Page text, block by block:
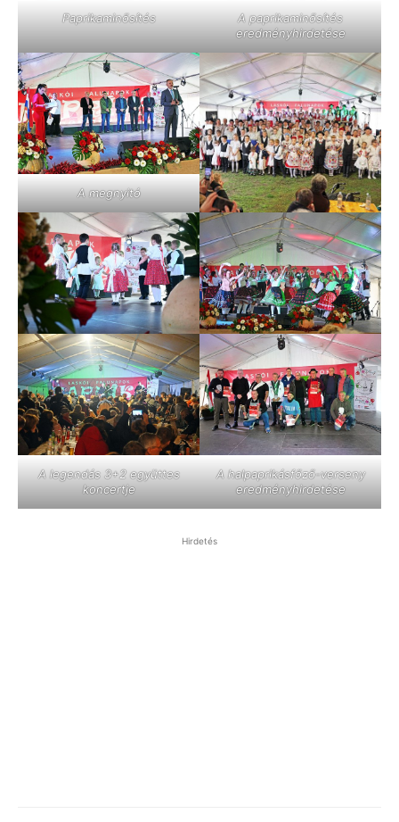
Paprikaminősítés
A paprikaminősítés
eredményhirdetése
A megnyitó
A legendás 3+2 együttes
koncertje
A halpaprikásfőző-verseny
eredményhirdetése
Hirdetés